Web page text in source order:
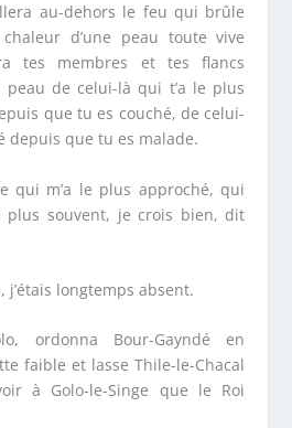
au-dehors le feu qui brûle
d’une peau toute vive
tes membres et tes flancs
peau de celui-là qui t’a le plus
que tu es couché, de celui-
depuis que tu es malade.
qui m’a le plus approché, qui
plus souvent, je crois bien, dit
j’étais longtemps absent.
ordonna Bour-Gayndé en
faible et lasse Thile-le-Chacal
à Golo-le-Singe que le Roi